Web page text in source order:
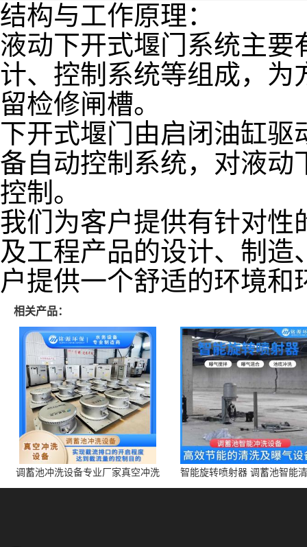
结构与工作原理：
液动下开式堰门系统主
计、控制系统等组成，
留检修闸槽。
下开式堰门由启闭油缸
备自动控制系统，对液动
控制。
我们为客户提供有针对性
及工程产品的设计、制
户提供一个舒适的环境和
相关产品：
调蓄池冲洗设备专业厂家真空冲洗
装置厂家青岛铭源环保减少堵塞设
智能旋转喷射器 调蓄池智能
点对点面对面旋转清洗